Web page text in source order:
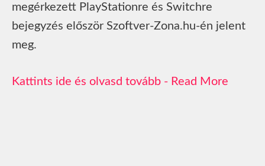
megérkezett PlayStationre és Switchre
bejegyzés először Szoftver-Zona.hu-én jelent
meg.
Read More